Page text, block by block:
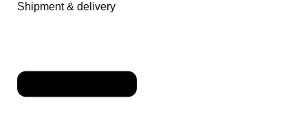
Shipment & delivery